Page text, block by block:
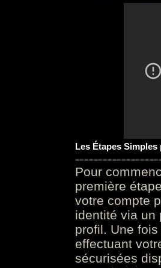
Les Étapes
Pour
première
votre compte
identité via un
profil. Une
effectuant
sécurisées